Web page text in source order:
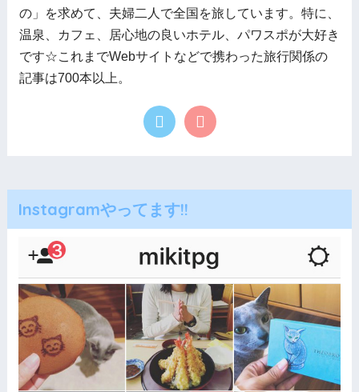
の」を求めて、夫婦二人で全国を旅しています。特に、
温泉、カフェ、居心地の良いホテル、パワスポが大好き
です☆これまでWebサイトなどで携わった旅行関係の
記事は700本以上。
Instagramやってます!!